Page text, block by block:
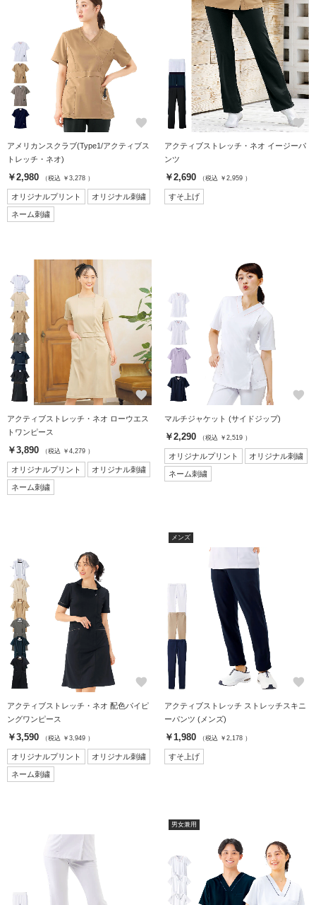
favorite
アメリカンスクラブ(Type1/アクティブス
トレッチ・ネオ)
￥2,980 （税込 ￥3,278 ）
オリジナルプリント オリジナル刺繍
ネーム刺繍
favorite
アクティブストレッチ・ネオ イージーパ
ンツ
￥2,690 （税込 ￥2,959 ）
すそ上げ
favorite
アクティブストレッチ・ネオ ローウエス
トワンピース
￥3,890 （税込 ￥4,279 ）
オリジナルプリント オリジナル刺繍
ネーム刺繍
favorite
マルチジャケット (サイドジップ)
￥2,290 （税込 ￥2,519 ）
オリジナルプリント オリジナル刺繍
ネーム刺繍
favorite
アクティブストレッチ・ネオ 配色パイピ
ングワンピース
￥3,590 （税込 ￥3,949 ）
オリジナルプリント オリジナル刺繍
ネーム刺繍
メンズ
favorite
アクティブストレッチ ストレッチスキニ
ーパンツ (メンズ)
￥1,980 （税込 ￥2,178 ）
すそ上げ
男女兼用